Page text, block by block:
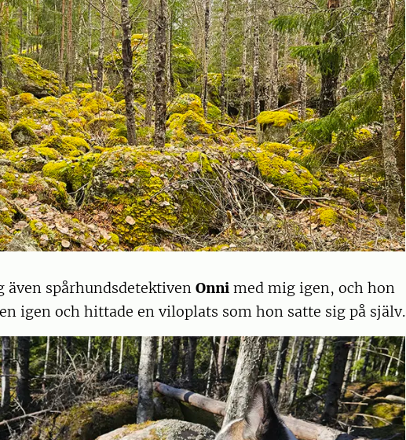
även spårhundsdetektiven Onni med mig igen, och hon
igen och hittade en viloplats som hon satte sig på själv.